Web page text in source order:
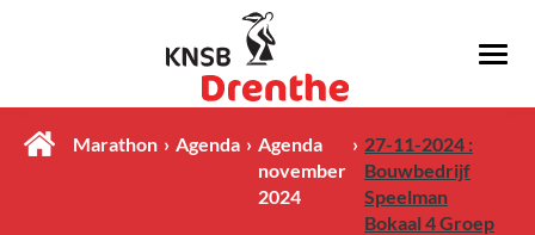
Marathon Agenda
Agenda
november
2024
27-11-2024 :
Bouwbedrijf
Speelman
Bokaal 4 Groep